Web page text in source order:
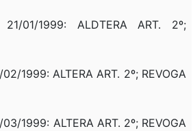
01/1999: ALDTERA ART. 2º;
1999: ALTERA ART. 2º; REVOGA
1999: ALTERA ART. 2º; REVOGA